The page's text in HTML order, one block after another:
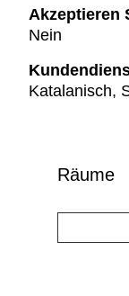
Akzeptieren
Nein
Katalanisch,
Räume